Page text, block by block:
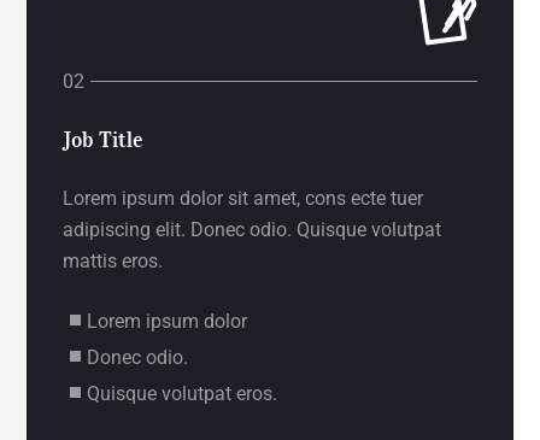
Job Title
Lorem ipsum dolor sit amet, cons ecte tuer
adipiscing elit. Donec odio. Quisque volutpat
mattis eros.
Lorem ipsum dolor
Donec odio.
Quisque volutpat eros.